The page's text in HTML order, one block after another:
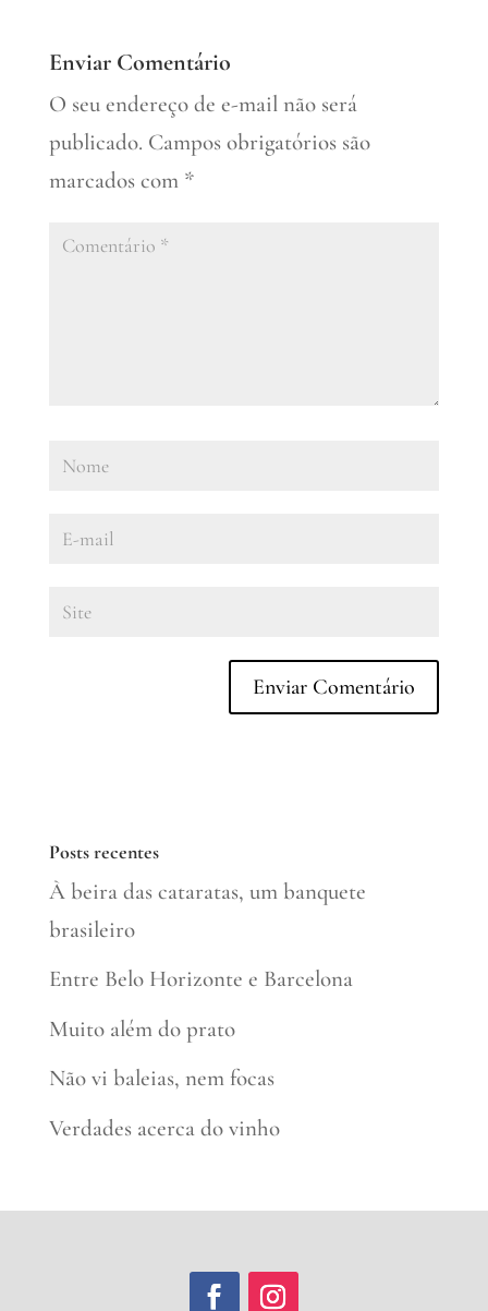
Enviar Comentário
O seu endereço de e-mail não será
publicado. Campos obrigatórios são
marcados com *
Posts recentes
À beira das cataratas, um banquete
brasileiro
Entre Belo Horizonte e Barcelona
Muito além do prato
Não vi baleias, nem focas
Verdades acerca do vinho